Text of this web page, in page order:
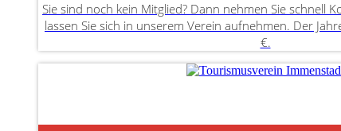
Sie sind noch kein Mitglied? Dann nehmen Sie schnell
lassen Sie sich in unserem Verein aufnehmen. Der
€.